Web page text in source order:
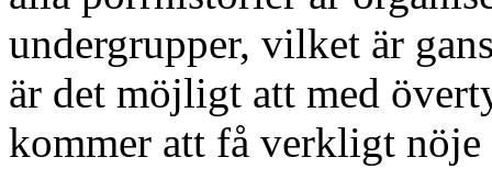
undergrupper, vilket är
är det möjligt att med
kommer att få verkligt